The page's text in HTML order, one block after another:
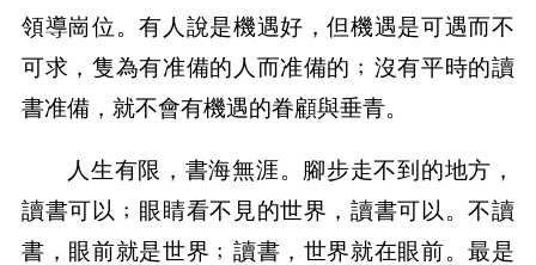
領導崗位。有人說是機遇好，但機遇是可遇而不
可求，隻為有准備的人而准備的﹔沒有平時的讀
書准備，就不會有機遇的眷顧與垂青。
人生有限，書海無涯。腳步走不到的地方，
讀書可以﹔眼睛看不見的世界，讀書可以。不讀
書，眼前就是世界﹔讀書，世界就在眼前。最是